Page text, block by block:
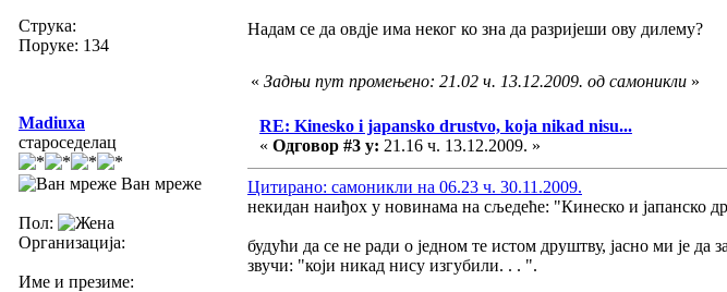
Струка:
Поруке: 134
Надам се да овдје има неког ко зна да разријеши ову дилему?
« Задњи пут промењено: 21.02 ч. 13.12.2009. од самоникли »
Madiuxa
староседелац
Ван мреже
Пол:
Организација:
Име и презиме:
RE: Kinesko i japansko drustvo, koja nikad nisu...
« Одговор #3 у: 21.16 ч. 13.12.2009. »
Цитирано: самоникли на 06.23 ч. 30.11.2009.
некидан наиђох у новинама на сљедеће: "Кинеско и јапанско
будући да се не ради о једном те истом друштву, јасно ми је
звучи: "који никад нису изгубили. . . ".